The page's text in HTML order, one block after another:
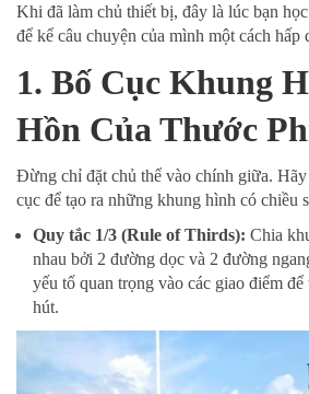
Khi đã làm chủ thiết bị, đây là lúc bạn
để kể câu chuyện của mình một cách hấp
1. Bố Cục Khung
Hồn Của Thước
Đừng chỉ đặt chủ thể vào chính giữa.
cục để tạo ra những khung hình có chiều
Quy tắc 1/3 (Rule of Thirds): Chia
nhau bởi 2 đường dọc và 2 đường
yếu tố quan trọng vào các giao điểm để
hút.